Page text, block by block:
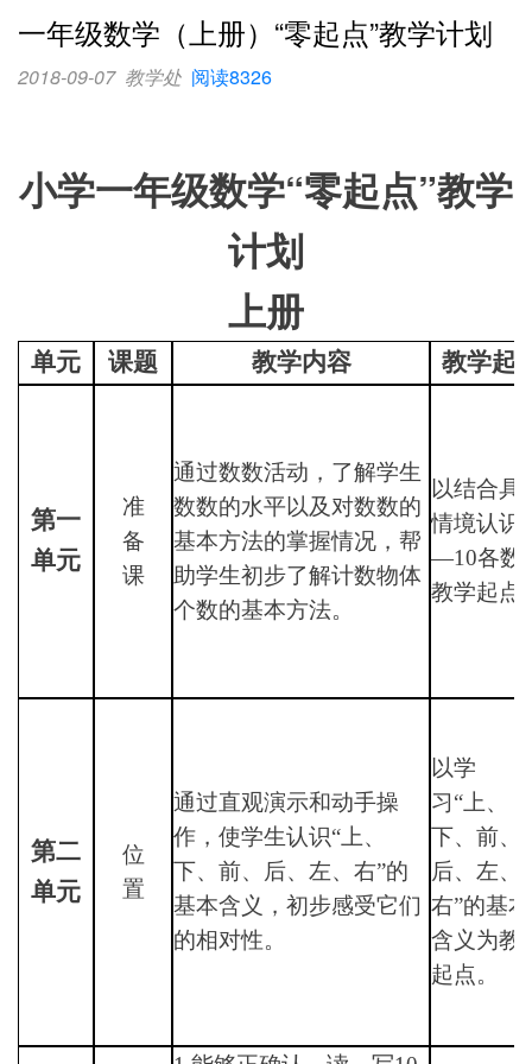
一年级数学（上册）“零起点”教学计划
2018-09-07 教学处 阅读8326
小学一年级数学“零起点”教学
计划
上册
单元 课题 教学内容 教学起
第一
单元
准
备
课
通过数数活动，了解学生
数数的水平以及对数数的
基本方法的掌握情况，帮
助学生初步了解计数物体
个数的基本方法。
以结合具
情境认识
—10各数
教学起点
第二
单元
位
置
通过直观演示和动手操
作，使学生认识“上、
下、前、后、左、右”的
基本含义，初步感受它们
的相对性。
以学
习“上、
下、前、
后、左、
右”的基本
含义为教
起点。